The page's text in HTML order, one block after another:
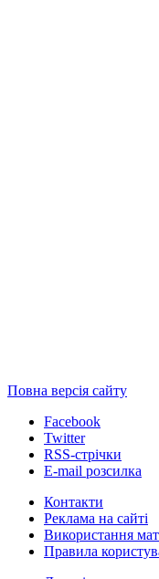
Повна версія сайту
Facebook
Twitter
RSS-стрічки
E-mail розсилка
Контакти
Реклама на сайті
Використання
Правила